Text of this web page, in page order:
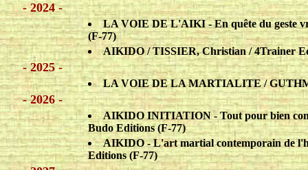
- 2024 -
LA VOIE DE L'AIKI - En quête du geste
(F-77)
AIKIDO / TISSIER, Christian / 4Trainer
- 2025 -
LA VOIE DE LA MARTIALITE /
- 2026 -
AIKIDO INITIATION - Tout pour bien
Budo Editions (F-77)
AIKIDO - L'art martial contemporain de
Editions (F-77)